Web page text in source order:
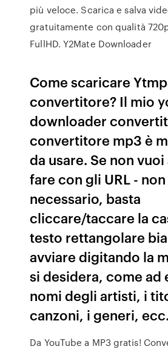
più veloce. Scarica e salva
gratuitamente con qualità
FullHD. Y2Mate Downloader
Come scaricare
convertitore? Il mio
downloader
convertitore mp3 è
da usare. Se non
fare con gli URL - non
necessario, basta
cliccare/taccare la
testo rettangolare
avviare digitando la
si desidera, come ad
nomi degli artisti, i
canzoni, i generi, ecc.
Da YouTube a MP3 gratis!